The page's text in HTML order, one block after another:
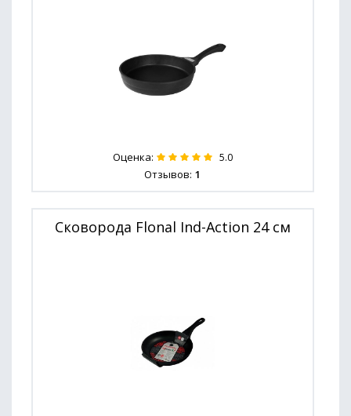
Оценка: 5.0
Отзывов: 1
Сковорода Flonal Ind-Action 24 см